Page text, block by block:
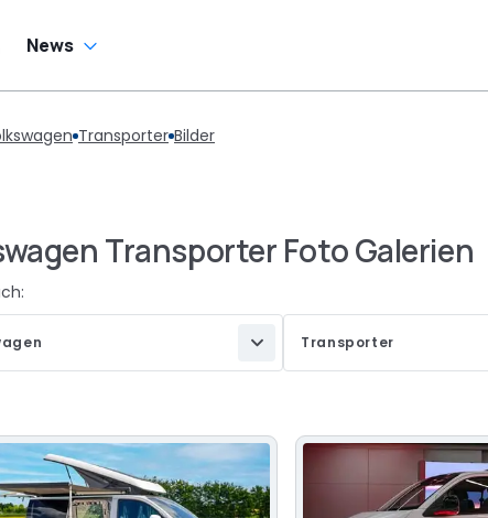
News
Transporter Bilder
Transporter Foto Galerien
Transporter